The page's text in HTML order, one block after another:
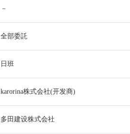
－
全部委託
日班
karorina株式会社(开发商)
多田建设株式会社